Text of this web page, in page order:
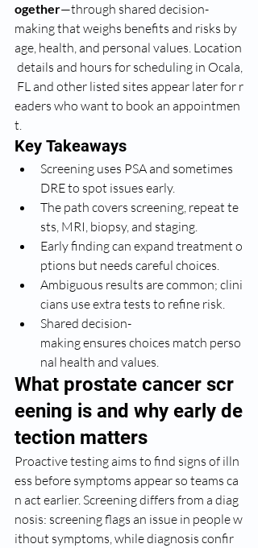
ogether—through shared decision-
making that weighs benefits and risks by
age, health, and personal values. Location
details and hours for scheduling in Ocala,
FL and other listed sites appear later for r
eaders who want to book an appointmen
t.
Key Takeaways
Screening uses PSA and sometimes
DRE to spot issues early.
The path covers screening, repeat te
sts, MRI, biopsy, and staging.
Early finding can expand treatment o
ptions but needs careful choices.
Ambiguous results are common; clini
cians use extra tests to refine risk.
Shared decision-
making ensures choices match perso
nal health and values.
What prostate cancer scr
eening is and why early de
tection matters
Proactive testing aims to find signs of illn
ess before symptoms appear so teams ca
n act earlier. Screening differs from a diag
nosis: screening flags an issue in people w
ithout symptoms, while diagnosis confir